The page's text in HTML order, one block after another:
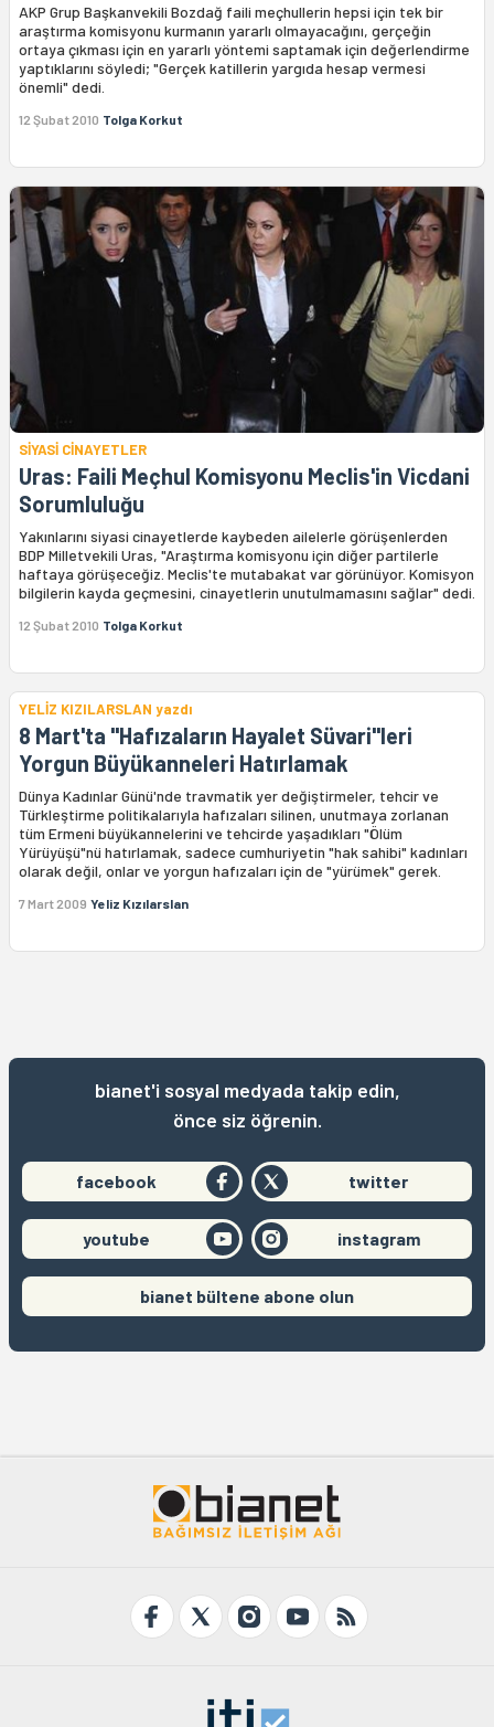
AKP Grup Başkanvekili Bozdağ faili meçhullerin hepsi için tek bir
araştırma komisyonu kurmanın yararlı olmayacağını, gerçeğin
ortaya çıkması için en yararlı yöntemi saptamak için değerlendirme
yaptıklarını söyledi; "Gerçek katillerin yargıda hesap vermesi
önemli" dedi.
12 Şubat 2010 Tolga Korkut
SİYASİ CİNAYETLER
Uras: Faili Meçhul Komisyonu Meclis'in Vicdani
Sorumluluğu
Yakınlarını siyasi cinayetlerde kaybeden ailelerle görüşenlerden
BDP Milletvekili Uras, "Araştırma komisyonu için diğer partilerle
haftaya görüşeceğiz. Meclis'te mutabakat var görünüyor. Komisyon
bilgilerin kayda geçmesini, cinayetlerin unutulmamasını sağlar" dedi.
12 Şubat 2010 Tolga Korkut
YELİZ KIZILARSLAN yazdı
8 Mart'ta "Hafızaların Hayalet Süvari"leri
Yorgun Büyükanneleri Hatırlamak
Dünya Kadınlar Günü'nde travmatik yer değiştirmeler, tehcir ve
Türkleştirme politikalarıyla hafızaları silinen, unutmaya zorlanan
tüm Ermeni büyükannelerini ve tehcirde yaşadıkları "Ölüm
Yürüyüşü"nü hatırlamak, sadece cumhuriyetin "hak sahibi" kadınları
olarak değil, onlar ve yorgun hafızaları için de "yürümek" gerek.
7 Mart 2009 Yeliz Kızılarslan
bianet'i sosyal medyada takip edin,
önce siz öğrenin.
facebook twitter
youtube instagram
bianet bültene abone olun